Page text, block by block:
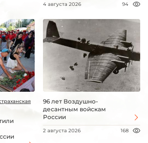
4 августа 2026 94
96 лет Воздушно-
десантным войскам
России
2 августа 2026 168